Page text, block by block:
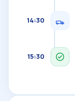
14:30
15:30